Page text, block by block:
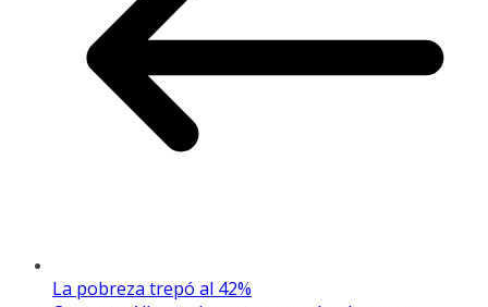
La pobreza trepó al 42%